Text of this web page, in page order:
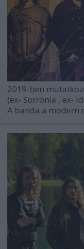
2019-ben
(ex- Sorronia , ex-
A banda a modern